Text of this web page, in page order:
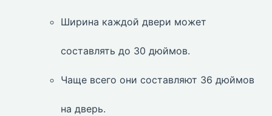
Ширина каждой двери может
составлять до 30 дюймов.
Чаще всего они составляют 36 дюймов
на дверь.